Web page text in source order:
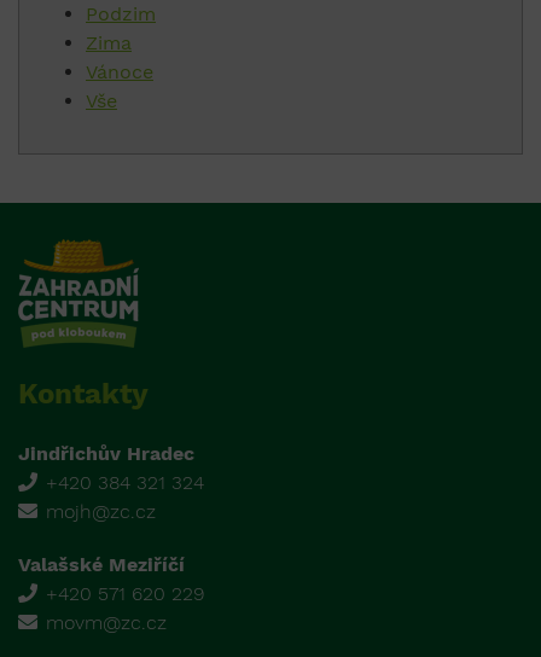
Podzim
Zima
Vánoce
Vše
Kontakty
Jindřichův Hradec
+420 384 321 324
mojh@zc.cz
Valašské Meziříčí
+420 571 620 229
movm@zc.cz